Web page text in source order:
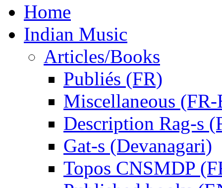
Home
Indian Music
Articles/Books
Publiés (FR)
Miscellaneous
Description Rag-s
Gat-s (Devanagari)
Topos CNSMDP